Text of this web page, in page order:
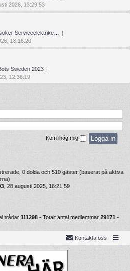
2026, 13:29:53
Serviceelektrike…
18:16:20
Sweden 2023
12:36:19
Kom ihåg mig
0 dolda och 510 gäster (baserat på aktiva
, 28 augusti 2025, 16:21:59
trådar 111298 • Totalt antal medlemmar 29171 •
Kontakta oss